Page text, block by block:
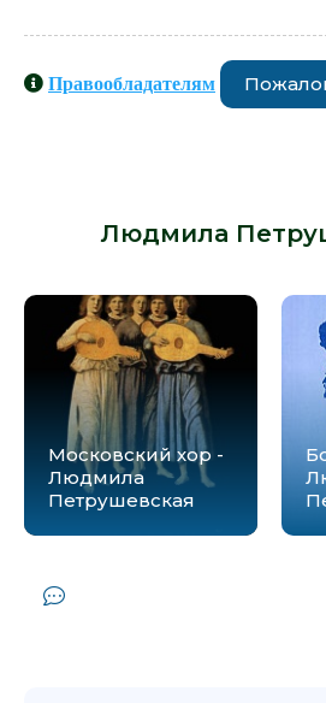
Правообладателям
Людмила
Московский хор -
Людмила
Петрушевская